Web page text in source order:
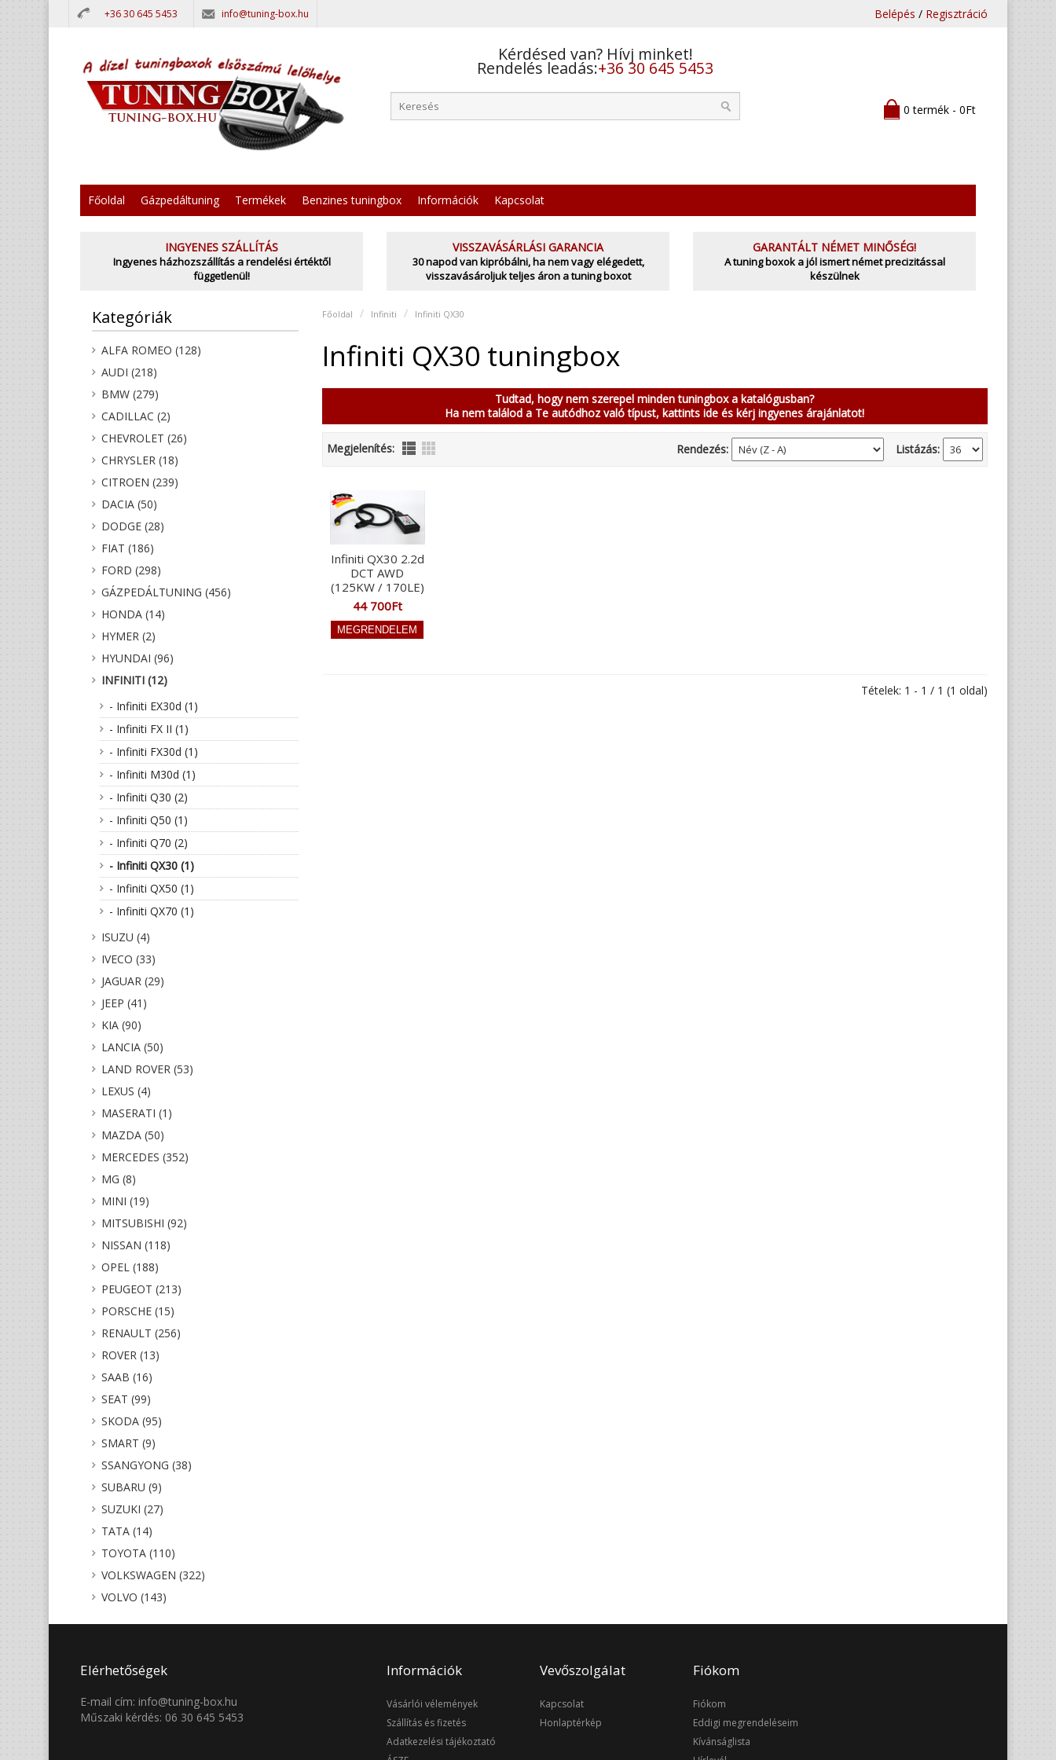
+36 30 645 5453 info@tuning-box.hu Belépés / Regisztráció
Kérdésed van? Hívj minket!
Rendelés leadás:+36 30 645 5453
0 termék - 0Ft
Főoldal Gázpedáltuning Termékek Benzines tuningbox Információk Kapcsolat
INGYENES SZÁLLÍTÁS
Ingyenes házhozszállítás a rendelési értéktől
függetlenül!
VISSZAVÁSÁRLÁSI GARANCIA
30 napod van kipróbálni, ha nem vagy elégedett,
visszavásároljuk teljes áron a tuning boxot
GARANTÁLT NÉMET MINŐSÉG!
A tuning boxok a jól ismert német precizitással
készülnek
Kategóriák
ALFA ROMEO (128)
AUDI (218)
BMW (279)
CADILLAC (2)
CHEVROLET (26)
CHRYSLER (18)
CITROEN (239)
DACIA (50)
DODGE (28)
FIAT (186)
FORD (298)
GÁZPEDÁLTUNING (456)
HONDA (14)
HYMER (2)
HYUNDAI (96)
INFINITI (12)
- Infiniti EX30d (1)
- Infiniti FX II (1)
- Infiniti FX30d (1)
- Infiniti M30d (1)
- Infiniti Q30 (2)
- Infiniti Q50 (1)
- Infiniti Q70 (2)
- Infiniti QX30 (1)
- Infiniti QX50 (1)
- Infiniti QX70 (1)
ISUZU (4)
IVECO (33)
JAGUAR (29)
JEEP (41)
KIA (90)
LANCIA (50)
LAND ROVER (53)
LEXUS (4)
MASERATI (1)
MAZDA (50)
MERCEDES (352)
MG (8)
MINI (19)
MITSUBISHI (92)
NISSAN (118)
OPEL (188)
PEUGEOT (213)
PORSCHE (15)
RENAULT (256)
ROVER (13)
SAAB (16)
SEAT (99)
SKODA (95)
SMART (9)
SSANGYONG (38)
SUBARU (9)
SUZUKI (27)
TATA (14)
TOYOTA (110)
VOLKSWAGEN (322)
VOLVO (143)
Főoldal Infiniti Infiniti QX30
Infiniti QX30 tuningbox
Tudtad, hogy nem szerepel minden tuningbox a katalógusban?
Ha nem találod a Te autódhoz való típust, kattints ide és kérj ingyenes árajánlatot!
Megjelenítés: Listázás:
Rendezés:
Infiniti QX30 2.2d
DCT AWD
(125KW / 170LE)
44 700Ft
Tételek: 1 - 1 / 1 (1 oldal)
Elérhetőségek
E-mail cím: info@tuning-box.hu
Műszaki kérdés: 06 30 645 5453
Információk
Vásárlói vélemények
Szállítás és fizetés
Adatkezelési tájékoztató
Vevőszolgálat
Kapcsolat
Honlaptérkép
Fiókom
Fiókom
Eddigi megrendeléseim
Kívánságlista